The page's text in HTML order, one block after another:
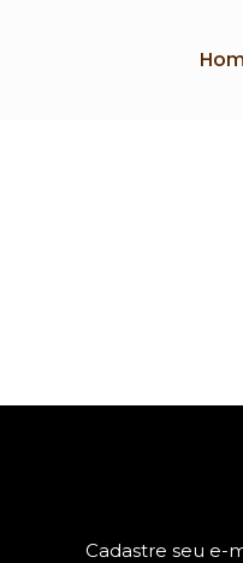
Cadastre seu e-